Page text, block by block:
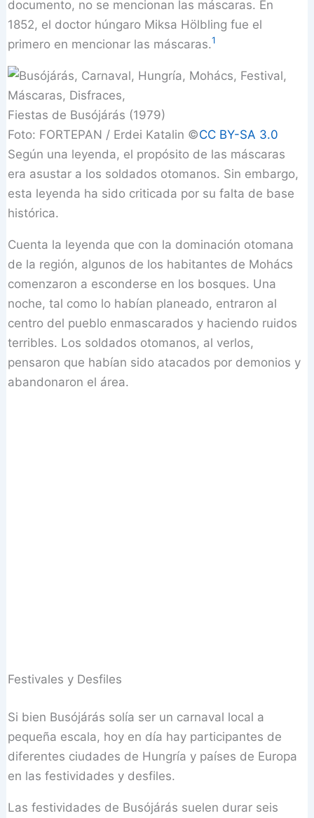
documento, no se mencionan las máscaras. En
1852, el doctor húngaro Miksa Hölbling fue el
primero en mencionar las máscaras.1
Fiestas de Busójárás (1979)
Foto: FORTEPAN / Erdei Katalin ©CC BY-SA 3.0
Según una leyenda, el propósito de las máscaras
era asustar a los soldados otomanos. Sin embargo,
esta leyenda ha sido criticada por su falta de base
histórica.
Cuenta la leyenda que con la dominación otomana
de la región, algunos de los habitantes de Mohács
comenzaron a esconderse en los bosques. Una
noche, tal como lo habían planeado, entraron al
centro del pueblo enmascarados y haciendo ruidos
terribles. Los soldados otomanos, al verlos,
pensaron que habían sido atacados por demonios y
abandonaron el área.
Festivales y Desfiles
Si bien Busójárás solía ser un carnaval local a
pequeña escala, hoy en día hay participantes de
diferentes ciudades de Hungría y países de Europa
en las festividades y desfiles.
Las festividades de Busójárás suelen durar seis